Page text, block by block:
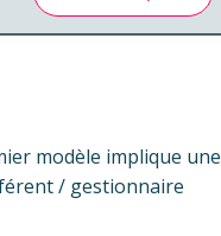
modèle implique une
/ gestionnaire